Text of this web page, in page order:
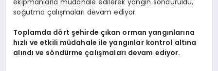
ekipmanlarla müdahale edilerek yangın söndürüldü,
soğutma çalışmaları devam ediyor.
Toplamda dört şehirde çıkan orman yangınlarına
hızlı ve etkili müdahale ile yangınlar kontrol altına
alındı ve söndürme çalışmaları devam ediyor.